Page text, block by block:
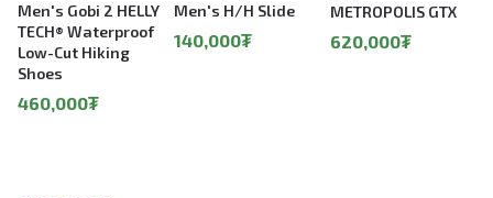
Men's Gobi 2 HELLY
TECH® Waterproof
Low-Cut Hiking
Shoes
460,000₮
Men's H/H Slide
140,000₮
METROPOLIS GTX
620,000₮